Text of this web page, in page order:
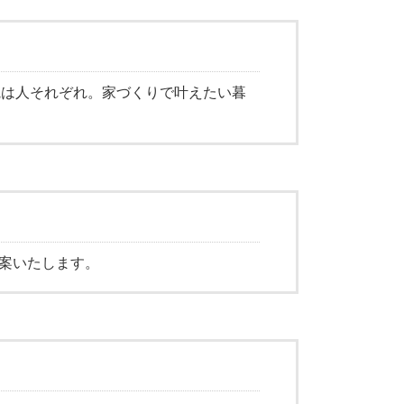
人それぞれ。家づくりで叶えたい暮
たします。